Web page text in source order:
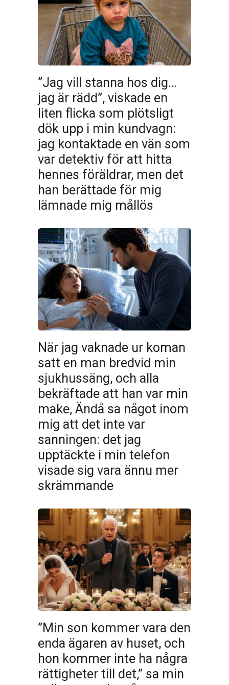
”Jag vill stanna hos dig…
jag är rädd”, viskade en
liten flicka som plötsligt
dök upp i min kundvagn:
jag kontaktade en vän som
var detektiv för att hitta
hennes föräldrar, men det
han berättade för mig
lämnade mig mållös
När jag vaknade ur koman
satt en man bredvid min
sjukhussäng, och alla
bekräftade att han var min
make, Ändå sa något inom
mig att det inte var
sanningen: det jag
upptäckte i min telefon
visade sig vara ännu mer
skrämmande
”Min son kommer vara den
enda ägaren av huset, och
hon kommer inte ha några
rättigheter till det,” sa min